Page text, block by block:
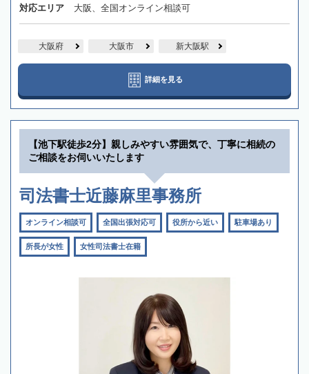
対応エリア 大阪、全国オンライン相談可
大阪府 大阪市 新大阪駅
詳細を見る
【池下駅徒歩2分】親しみやすい雰囲気で、丁寧に相続の
ご相談をお伺いいたします
司法書士近藤麻里事務所
オンライン相談可 全国出張対応可 役所から近い 駐車場あり
所長が女性 女性司法書士在籍